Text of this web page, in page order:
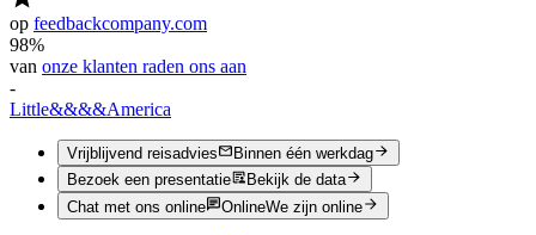
op feedbackcompany.com
98%
van onze klanten raden ons aan
-
Little&&&&America
Vrijblijvend reisadvies
Binnen één werkdag
Bezoek een presentatie
Bekijk de data
Chat met ons online
OnlineWe zijn online